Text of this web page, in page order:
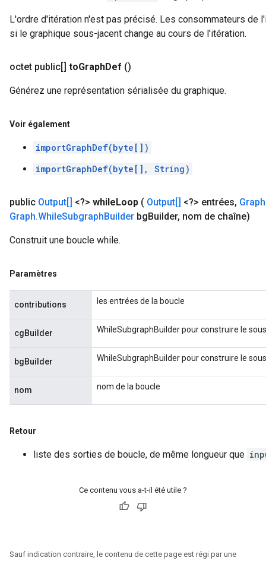
L'ordre d'itération n'est pas précisé. Les consommateurs de
si le graphique sous-jacent change au cours de l'itération.
octet public[] toGraphDef ()
Générez une représentation sérialisée du graphique.
Voir également
importGraphDef(byte[])
importGraphDef(byte[], String)
public Output[] <?> whileLoop ( Output[] <?> entrées, Graph
Graph.WhileSubgraphBuilder bgBuilder, nom de chaîne)
Construit une boucle while.
Paramètres
contributions les entrées de la boucle
cgBuilder WhileSubgraphBuilder pour construire le
bgBuilder WhileSubgraphBuilder pour construire le
nom nom de la boucle
Retour
liste des sorties de boucle, de même longueur que
Ce contenu vous a-t-il été utile ?
Sauf indication contraire, le contenu de cette page est régi par une